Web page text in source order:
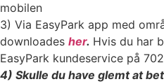
mobilen
3) Via EasyPark app med
downloades her. Hvis du har
EasyPark kundeservice på
4) Skulle du have glemt at